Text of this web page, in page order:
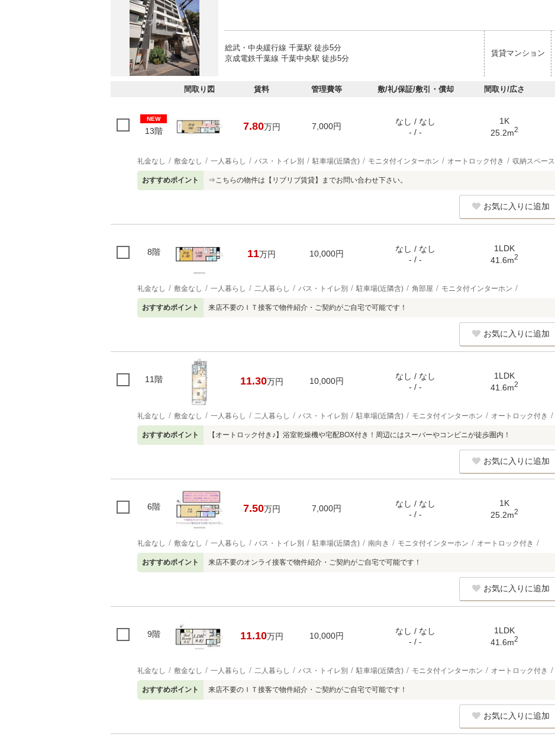
総武・中央緩行線 千葉駅 徒歩5分
京成電鉄千葉線 千葉中央駅 徒歩5分
賃貸マンション
間取り図 賃料 管理費等 敷/礼/保証/敷引・償却 間取り/広さ
NEW
13階 7.80万円 7,000円
なし / なし
- / -
1K
25.2m2
礼金なし 敷金なし 一人暮らし バス・トイレ別 駐車場(近隣含) モニタ付インターホン オートロック付き 収納スペース
おすすめポイント ⇒こちらの物件は【リブリブ賃貸】までお問い合わせ下さい。
お気に入りに追加
8階 11万円 10,000円
なし / なし
- / -
1LDK
41.6m2
礼金なし 敷金なし 一人暮らし 二人暮らし バス・トイレ別 駐車場(近隣含) 角部屋 モニタ付インターホン
おすすめポイント 来店不要のＩＴ接客で物件紹介・ご契約がご自宅で可能です！
お気に入りに追加
11階 11.30万円 10,000円
なし / なし
- / -
1LDK
41.6m2
礼金なし 敷金なし 一人暮らし 二人暮らし バス・トイレ別 駐車場(近隣含) モニタ付インターホン オートロック付き
おすすめポイント 【オートロック付き♪】浴室乾燥機や宅配BOX付き！周辺にはスーパーやコンビニが徒歩圏内！
お気に入りに追加
6階 7.50万円 7,000円
なし / なし
- / -
1K
25.2m2
礼金なし 敷金なし 一人暮らし バス・トイレ別 駐車場(近隣含) 南向き モニタ付インターホン オートロック付き
おすすめポイント 来店不要のオンライ接客で物件紹介・ご契約がご自宅で可能です！
お気に入りに追加
9階 11.10万円 10,000円
なし / なし
- / -
1LDK
41.6m2
礼金なし 敷金なし 一人暮らし 二人暮らし バス・トイレ別 駐車場(近隣含) モニタ付インターホン オートロック付き
おすすめポイント 来店不要のＩＴ接客で物件紹介・ご契約がご自宅で可能です！
お気に入りに追加